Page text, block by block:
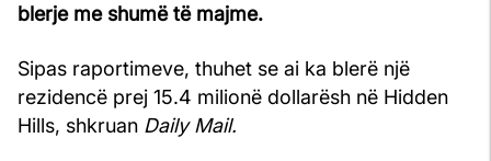
blerje me shumë të majme.
Sipas raportimeve, thuhet se ai ka blerë një
rezidencë prej 15.4 milionë dollarësh në Hidden
Hills, shkruan Daily Mail.